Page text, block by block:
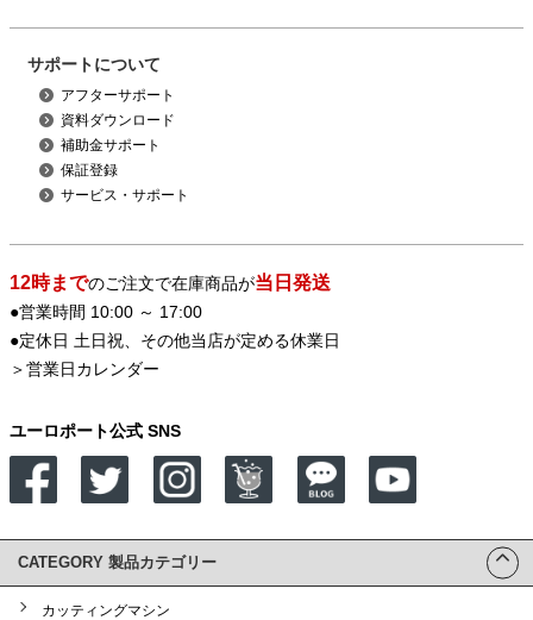
サポートについて
アフターサポート
資料ダウンロード
補助金サポート
保証登録
サービス・サポート
12時までのご注文で在庫商品が当日発送
●営業時間 10:00 ～ 17:00
●定休日 土日祝、その他当店が定める休業日
＞営業日カレンダー
ユーロポート公式 SNS
CATEGORY 製品カテゴリー
カッティングマシン